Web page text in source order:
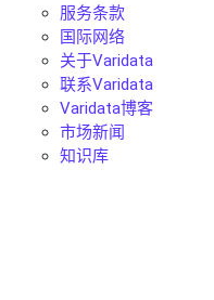
服务条款
国际网络
关于Varidata
联系Varidata
Varidata博客
市场新闻
知识库